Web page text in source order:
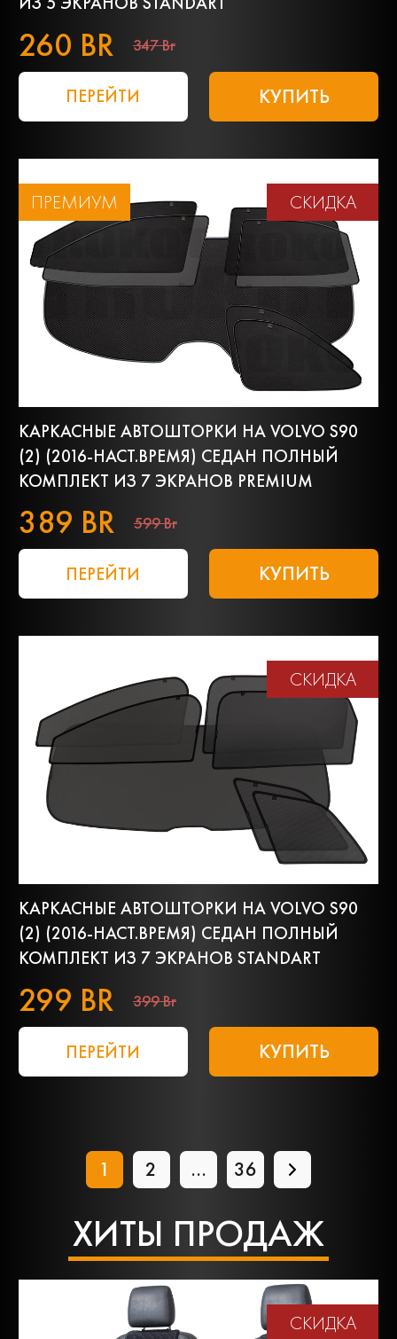
260 BR 347 Br
ПЕРЕЙТИ КУПИТЬ
ПРЕМИУМ СКИДКА
КАРКАСНЫЕ АВТОШТОРКИ НА VOLVO S90
(2) (2016-НАСТ.ВРЕМЯ) СЕДАН ПОЛНЫЙ
КОМПЛЕКТ ИЗ 7 ЭКРАНОВ PREMIUM
389 BR 599 Br
ПЕРЕЙТИ КУПИТЬ
СКИДКА
КАРКАСНЫЕ АВТОШТОРКИ НА VOLVO S90
(2) (2016-НАСТ.ВРЕМЯ) СЕДАН ПОЛНЫЙ
КОМПЛЕКТ ИЗ 7 ЭКРАНОВ STANDART
299 BR 399 Br
ПЕРЕЙТИ КУПИТЬ
1 2 ... 36
ХИТЫ ПРОДАЖ
СКИДКА